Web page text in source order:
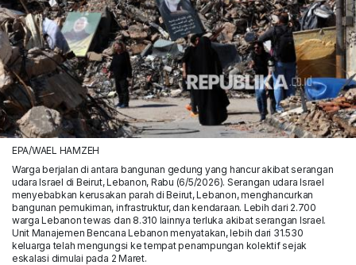
EPA/WAEL HAMZEH
Warga berjalan di antara bangunan gedung yang hancur akibat serangan
udara Israel di Beirut, Lebanon, Rabu (6/5/2026). Serangan udara Israel
menyebabkan kerusakan parah di Beirut, Lebanon, menghancurkan
bangunan pemukiman, infrastruktur, dan kendaraan. Lebih dari 2.700
warga Lebanon tewas dan 8.310 lainnya terluka akibat serangan Israel.
Unit Manajemen Bencana Lebanon menyatakan, lebih dari 31.530
keluarga telah mengungsi ke tempat penampungan kolektif sejak
eskalasi dimulai pada 2 Maret.